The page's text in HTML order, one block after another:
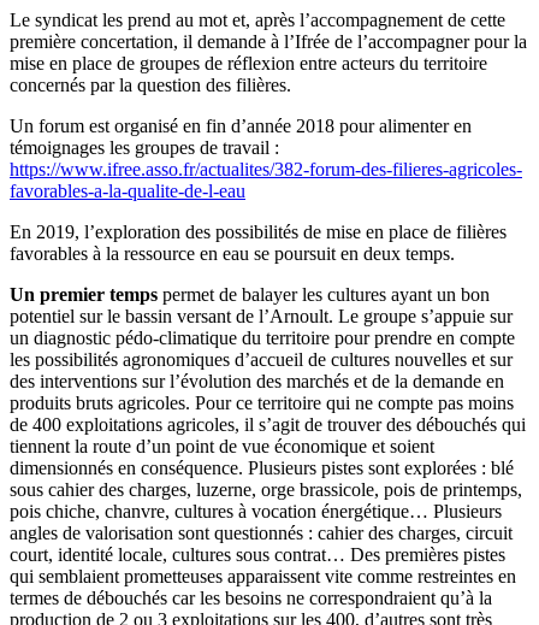
Le syndicat les prend au mot et, après l’accompagnement de cette
première concertation, il demande à l’Ifrée de l’accompagner pour la
mise en place de groupes de réflexion entre acteurs du territoire
concernés par la question des filières.
Un forum est organisé en fin d’année 2018 pour alimenter en
témoignages les groupes de travail :
https://www.ifree.asso.fr/actualites/382-forum-des-filieres-agricoles-
favorables-a-la-qualite-de-l-eau
En 2019, l’exploration des possibilités de mise en place de filières
favorables à la ressource en eau se poursuit en deux temps.
Un premier temps permet de balayer les cultures ayant un bon
potentiel sur le bassin versant de l’Arnoult. Le groupe s’appuie sur
un diagnostic pédo-climatique du territoire pour prendre en compte
les possibilités agronomiques d’accueil de cultures nouvelles et sur
des interventions sur l’évolution des marchés et de la demande en
produits bruts agricoles. Pour ce territoire qui ne compte pas moins
de 400 exploitations agricoles, il s’agit de trouver des débouchés qui
tiennent la route d’un point de vue économique et soient
dimensionnés en conséquence. Plusieurs pistes sont explorées : blé
sous cahier des charges, luzerne, orge brassicole, pois de printemps,
pois chiche, chanvre, cultures à vocation énergétique… Plusieurs
angles de valorisation sont questionnés : cahier des charges, circuit
court, identité locale, cultures sous contrat… Des premières pistes
qui semblaient prometteuses apparaissent vite comme restreintes en
termes de débouchés car les besoins ne correspondraient qu’à la
production de 2 ou 3 exploitations sur les 400, d’autres sont très